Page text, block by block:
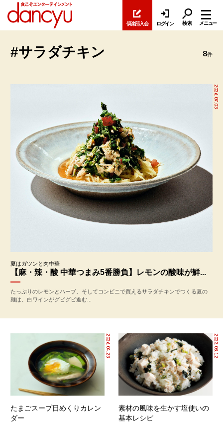
倶楽部入会 ログイン 検索 メニュー
#サラダチキン 8件
2026.07.03
夏はガツンと肉中華
【麻・辣・酸 中華つまみ5番勝負】レモンの酸味が鮮...
たっぷりのレモンとハーブ、そしてコンビニで買えるサラダチキンでつくる夏の
麺は、白ワインがグビグビ進む...
2026.04.23
たまごスープ日めくりカレン
ダー
2023.08.12
素材の風味を生かす塩使いの
基本レシピ